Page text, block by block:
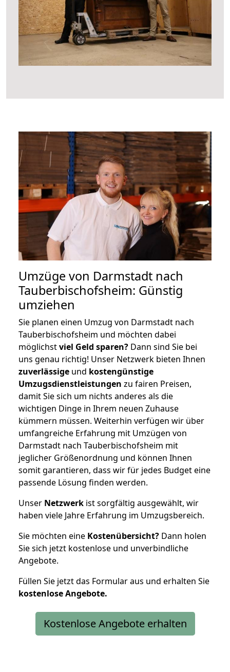
Umzüge von Darmstadt nach
Tauberbischofsheim: Günstig
umziehen
Sie planen einen Umzug von Darmstadt nach
Tauberbischofsheim und möchten dabei
möglichstviel Geld sparen? Dann sind Sie bei
uns genau richtig! Unser Netzwerk bieten Ihnen
zuverlässige und kostengünstige
Umzugsdienstleistungen zu fairen Preisen,
damit Sie sich um nichts anderes als die
wichtigen Dinge in Ihrem neuen Zuhause
kümmern müssen. Weiterhin verfügen wir über
umfangreiche Erfahrung mit Umzügen von
Darmstadt nach Tauberbischofsheim mit
jeglicher Größenordnung und können Ihnen
somit garantieren, dass wir für jedes Budget eine
passende Lösung finden werden.
Unser Netzwerk ist sorgfältig ausgewählt, wir
haben viele Jahre Erfahrung im Umzugsbereich.
Sie möchten eine Kostenübersicht? Dann holen
Sie sich jetzt kostenlose und unverbindliche
Angebote.
Füllen Sie jetzt das Formular aus und erhalten Sie
kostenloseAngebote.
Kostenlose Angebote erhalten